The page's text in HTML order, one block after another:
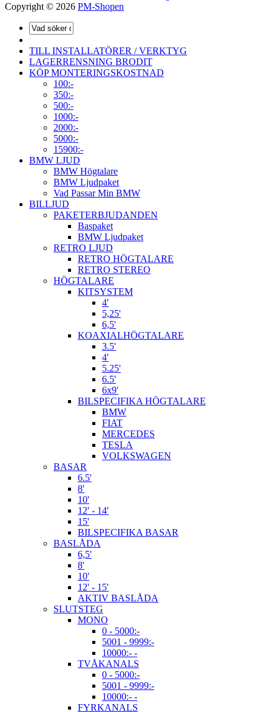
Copyright © 2026 PM-Shopen
TILL INSTALLATÖRER / VERKTYG
LAGERRENSNING BRODIT
KÖP MONTERINGSKOSTNAD
100:-
350:-
500:-
1000:-
2000:-
5000:-
15900:-
BMW LJUD
BMW Högtalare
BMW Ljudpaket
Vad Passar Min BMW
BILLJUD
PAKETERBJUDANDEN
Baspaket
BMW Ljudpaket
RETRO LJUD
RETRO HÖGTALARE
RETRO STEREO
HÖGTALARE
KITSYSTEM
4'
5,25'
6,5'
KOAXIALHÖGTALARE
3.5'
4'
5.25'
6.5'
6x9'
BILSPECIFIKA HÖGTALARE
BMW
FIAT
MERCEDES
TESLA
VOLKSWAGEN
BASAR
6.5'
8'
10'
12' - 14'
15'
BILSPECIFIKA BASAR
BASLÅDA
6,5'
8'
10'
12' - 15'
AKTIV BASLÅDA
SLUTSTEG
MONO
0 - 5000:-
5001 - 9999:-
10000:- -
TVÅKANALS
0 - 5000:-
5001 - 9999:-
10000:- -
FYRKANALS